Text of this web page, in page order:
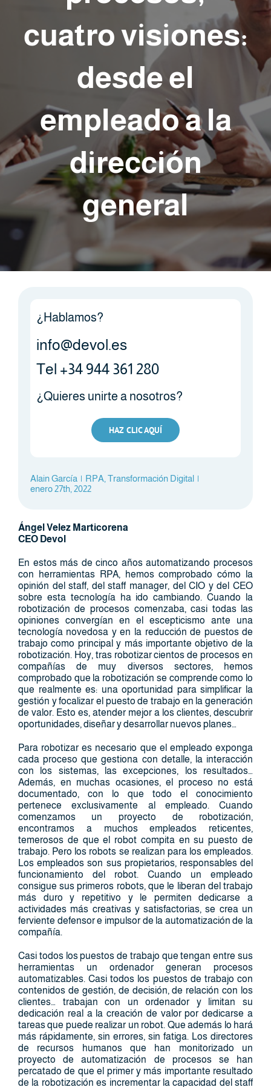
cuatro visiones:
desde el
empleado a la
dirección
general
¿Hablamos?
info@devol.es
Tel +34 944 361 280
¿Quieres unirte a nosotros?
HAZ CLIC AQUÍ
Alain García | RPA Transformación Digital |
enero 27th, 2022
Ángel Velez Marticorena
CEO Devol
En estos más de cinco años automatizando procesos
con herramientas RPA, hemos comprobado cómo la
opinión del staff, del staff manager, del CIO y del CEO
sobre esta tecnología ha ido cambiando. Cuando la
robotización de procesos comenzaba, casi todas las
opiniones convergían en el escepticismo ante una
tecnología novedosa y en la reducción de puestos de
trabajo como principal y más importante objetivo de la
robotización. Hoy, tras robotizar cientos de procesos en
compañías de muy diversos sectores, hemos
comprobado que la robotización se comprende como lo
que realmente es: una oportunidad para simplificar la
gestión y focalizar el puesto de trabajo en la generación
de valor. Esto es, atender mejor a los clientes, descubrir
oportunidades, diseñar y desarrollar nuevos planes…
Para robotizar es necesario que el empleado exponga
cada proceso que gestiona con detalle, la interacción
con los sistemas, las excepciones, los resultados…
Además, en muchas ocasiones, el proceso no está
documentado, con lo que todo el conocimiento
pertenece exclusivamente al empleado. Cuando
comenzamos un proyecto de robotización,
encontramos a muchos empleados reticentes,
temerosos de que el robot compita en su puesto de
trabajo. Pero los robots se realizan para los empleados.
Los empleados son sus propietarios, responsables del
funcionamiento del robot. Cuando un empleado
consigue sus primeros robots, que le liberan del trabajo
más duro y repetitivo y le permiten dedicarse a
actividades más creativas y satisfactorias, se crea un
ferviente defensor e impulsor de la automatización de la
compañía.
Casi todos los puestos de trabajo que tengan entre sus
herramientas un ordenador generan procesos
automatizables. Casi todos los puestos de trabajo con
contenidos de gestión, de decisión, de relación con los
clientes… trabajan con un ordenador y limitan su
dedicación real a la creación de valor por dedicarse a
tareas que puede realizar un robot. Que además lo hará
más rápidamente, sin errores, sin fatiga. Los directores
de recursos humanos que han monitorizado un
proyecto de automatización de procesos se han
percatado de que el primer y más importante resultado
de la robotización es incrementar la capacidad del staff